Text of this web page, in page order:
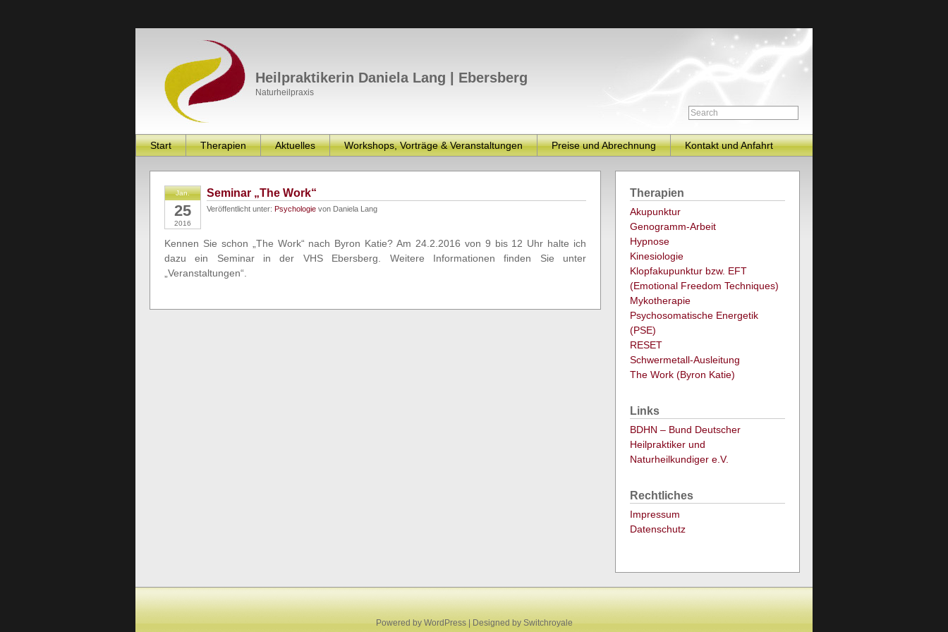
Heilpraktikerin Daniela Lang | Ebersberg
Naturheilpraxis
Start Therapien Aktuelles Workshops, Vorträge & Veranstaltungen Preise und Abrechnung Kontakt und Anfahrt
Jan.
25
2016
Seminar „The Work“
Veröffentlicht unter: Psychologie von Daniela Lang
Kennen Sie schon „The Work“ nach Byron Katie? Am 24.2.2016 von 9 bis 12 Uhr halte ich
dazu ein Seminar in der VHS Ebersberg. Weitere Informationen finden Sie unter
„Veranstaltungen“.
Therapien
Akupunktur
Genogramm-Arbeit
Hypnose
Kinesiologie
Klopfakupunktur bzw. EFT
(Emotional Freedom Techniques)
Mykotherapie
Psychosomatische Energetik
(PSE)
RESET
Schwermetall-Ausleitung
The Work (Byron Katie)
Links
BDHN – Bund Deutscher
Heilpraktiker und
Naturheilkundiger e.V.
Rechtliches
Impressum
Datenschutz
Powered by WordPress| Designed by Switchroyale